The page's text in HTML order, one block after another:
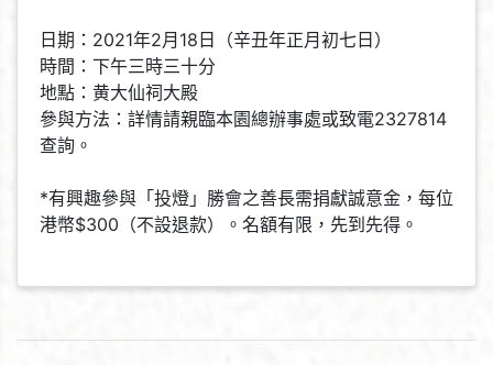
日期：2021年2月18日（辛丑年正月初七日）
時間：下午三時三十分
地點：黄大仙祠大殿
參與方法：詳情請親臨本園總辦事處或致電2327814
查詢。
*有興趣參與「投燈」勝會之善長需捐獻誠意金，每位
港幣$300（不設退款）。名額有限，先到先得。